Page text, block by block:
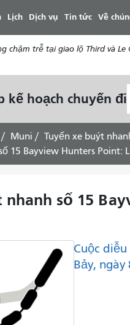
Lịch Dịch vụ Tin tức Về
chậm trễ tại giao lộ Third và
kế hoạch chuyến đi
Muni
Tuyến xe buýt
15 Bayview Hunters
nhanh số 15
Cuộc
Bảy,